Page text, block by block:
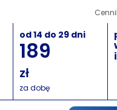
od 14 do 29 dni
189
za dobę